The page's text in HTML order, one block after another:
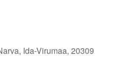
Ida-Virumaa, 20309